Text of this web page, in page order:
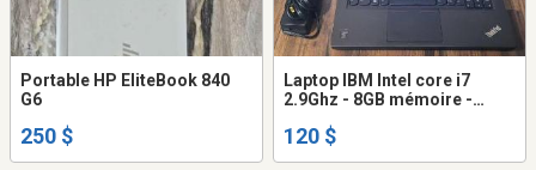
Portable HP EliteBook 840
G6
250 $
Laptop IBM Intel core i7
2.9Ghz - 8GB mémoire -
120 $